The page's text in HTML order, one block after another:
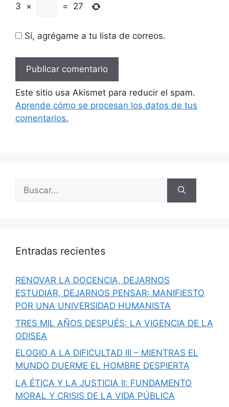
3 × = 27
Sí, agrégame a tu lista de correos.
Este sitio usa Akismet para reducir el spam.
Aprende cómo se procesan los datos de tus
comentarios.
Buscar:
Entradas recientes
RENOVAR LA DOCENCIA, DEJARNOS
ESTUDIAR, DEJARNOS PENSAR: MANIFIESTO
POR UNA UNIVERSIDAD HUMANISTA
TRES MIL AÑOS DESPUÉS: LA VIGENCIA DE LA
ODISEA
ELOGIO A LA DIFICULTAD III – MIENTRAS EL
MUNDO DUERME EL HOMBRE DESPIERTA
LA ÉTICA Y LA JUSTICIA II: FUNDAMENTO
MORAL Y CRISIS DE LA VIDA PÚBLICA